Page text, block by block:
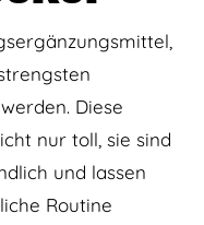
Diese
nur toll, sie sind
und lassen
Routine